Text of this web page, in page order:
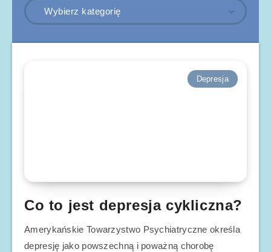
Wybierz kategorię
Depresja
Co to jest depresja cykliczna?
Amerykańskie Towarzystwo Psychiatryczne określa
depresję jako powszechną i poważną chorobę